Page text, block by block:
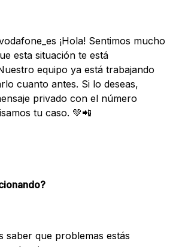
¡Hola! Sentimos mucho
esta situación te está
equipo ya está trabajando
cuanto antes. Si lo deseas,
privado con el número
tu caso. 💚📲
saber que problemas estás